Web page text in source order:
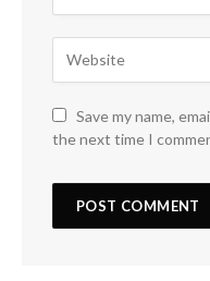
Save my name,
the next time I